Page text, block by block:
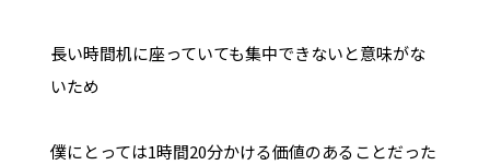
長い時間机に座っていても集中できないと意味がな
いため
僕にとっては1時間20分かける価値のあることだった